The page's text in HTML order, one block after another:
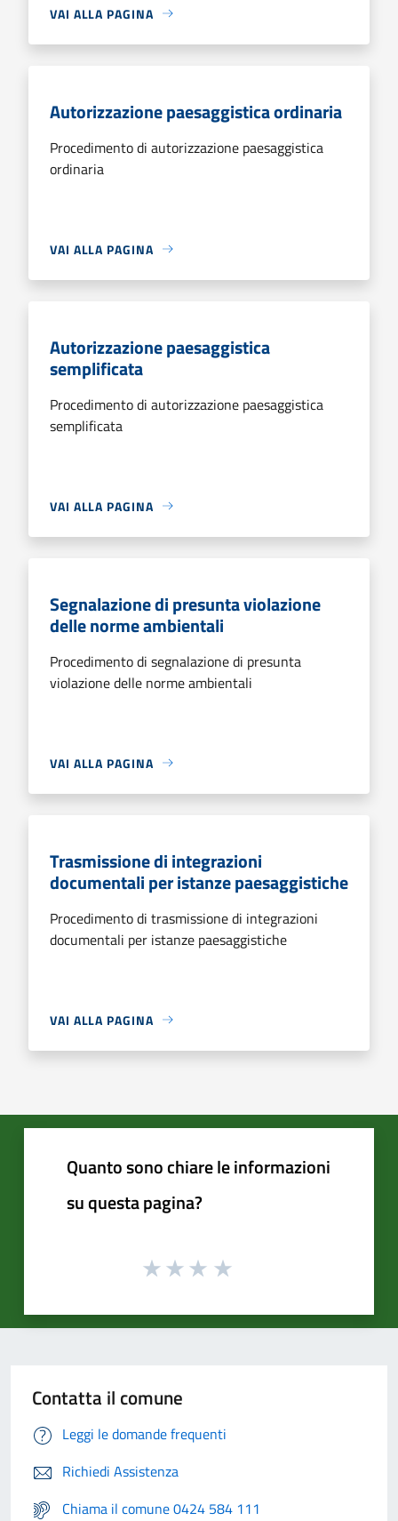
VAI ALLA PAGINA
Autorizzazione paesaggistica ordinaria
Procedimento di autorizzazione paesaggistica
ordinaria
VAI ALLA PAGINA
Autorizzazione paesaggistica
semplificata
Procedimento di autorizzazione paesaggistica
semplificata
VAI ALLA PAGINA
Segnalazione di presunta violazione
delle norme ambientali
Procedimento di segnalazione di presunta
violazione delle norme ambientali
VAI ALLA PAGINA
Trasmissione di integrazioni
documentali per istanze paesaggistiche
Procedimento di trasmissione di integrazioni
documentali per istanze paesaggistiche
VAI ALLA PAGINA
Quanto sono chiare le informazioni
su questa pagina?
Contatta il comune
Leggi le domande frequenti
Richiedi Assistenza
Chiama il comune 0424 584 111